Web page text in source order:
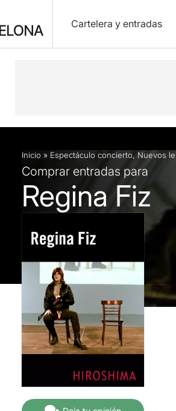
Cartelera y entradas
Descripción Ficha artística Fotos
Inicio » Espectáculo concierto, Nuevos
Comprar entradas para
Regina Fiz